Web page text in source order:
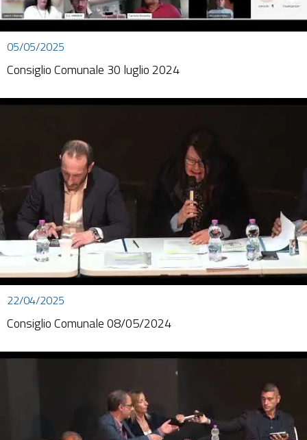
05/05/2025
Consiglio Comunale 30 luglio 2024
22/04/2025
Consiglio Comunale 08/05/2024